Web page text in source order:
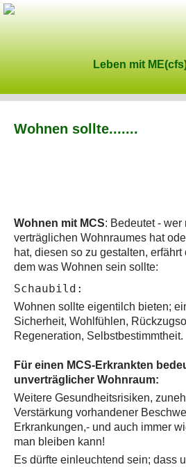
Leben mit
Wohnen sollte.......
Wohnen mit MCS: Bedeutet -
verträglichen Wohnraumes hat
hat, diesen so zu gestalten,
dem was Wohnen sein sollte:
Schaubild:
Wohnen sollte eigentilch bieten;
Sicherheit, Wohlfühlen,
Regeneration, Selbstbestimmtheit.
Für einen MCS-Erkrankten
unverträglicher Wohnraum:
Weitere Gesundheitsrisiken,
Verstärkung vorhandener
Erkrankungen,- und auch immer
man bleiben kann!
Es dürfte einleuchtend sein; dass